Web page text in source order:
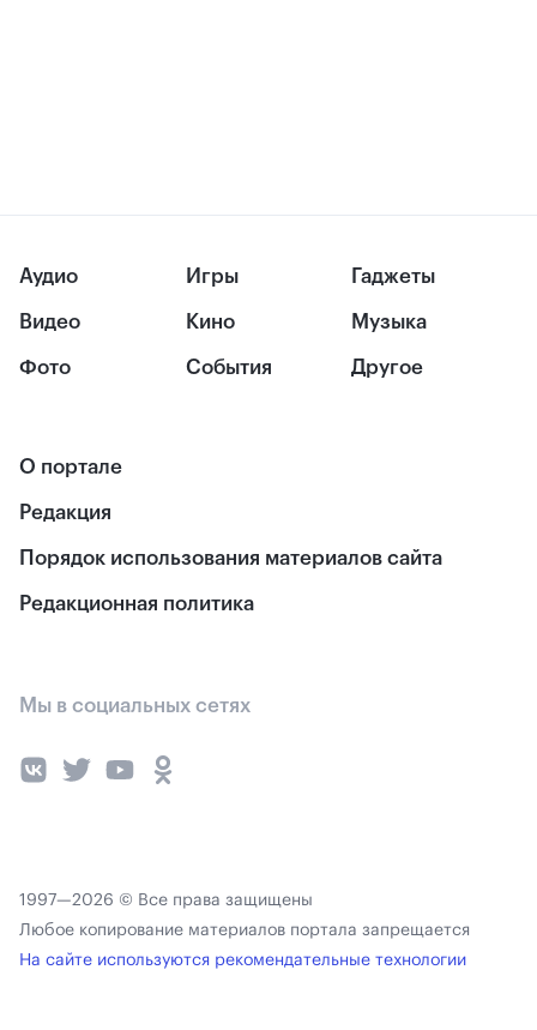
Аудио
Видео
Фото
Игры
Кино
События
Гаджеты
Музыка
Другое
О портале
Редакция
Порядок использования материалов сайта
Редакционная политика
Мы в социальных сетях
1997—2026 © Все права защищены
Любое копирование материалов портала запрещается
На сайте используются рекомендательные технологии